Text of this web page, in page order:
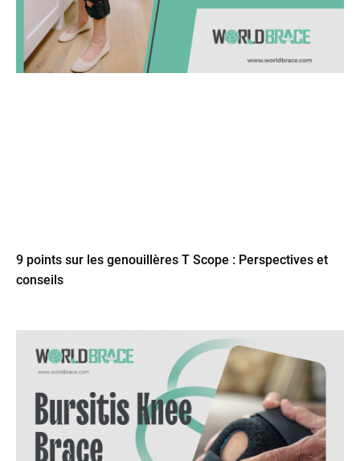
9 points sur les genouillères T Scope : Perspectives et
conseils